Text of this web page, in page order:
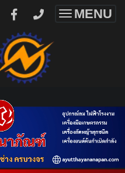
Toggle
MENU